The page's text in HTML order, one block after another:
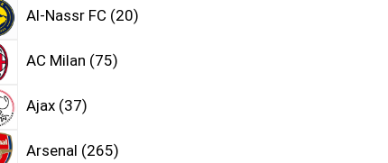
Al-Nassr FC 20
AC Milan 75
Ajax 37
Arsenal 265